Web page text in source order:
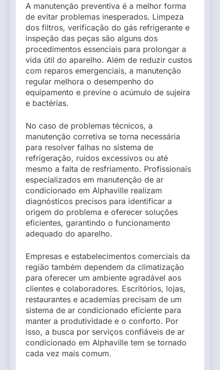
A manutenção preventiva é a melhor forma
de evitar problemas inesperados. Limpeza
dos filtros, verificação do gás refrigerante e
inspeção das peças são alguns dos
procedimentos essenciais para prolongar a
vida útil do aparelho. Além de reduzir custos
com reparos emergenciais, a manutenção
regular melhora o desempenho do
equipamento e previne o acúmulo de sujeira
e bactérias.
No caso de problemas técnicos, a
manutenção corretiva se torna necessária
para resolver falhas no sistema de
refrigeração, ruídos excessivos ou até
mesmo a falta de resfriamento. Profissionais
especializados em manutenção de ar
condicionado em Alphaville realizam
diagnósticos precisos para identificar a
origem do problema e oferecer soluções
eficientes, garantindo o funcionamento
adequado do aparelho.
Empresas e estabelecimentos comerciais da
região também dependem da climatização
para oferecer um ambiente agradável aos
clientes e colaboradores. Escritórios, lojas,
restaurantes e academias precisam de um
sistema de ar condicionado eficiente para
manter a produtividade e o conforto. Por
isso, a busca por serviços confiáveis de ar
condicionado em Alphaville tem se tornado
cada vez mais comum.